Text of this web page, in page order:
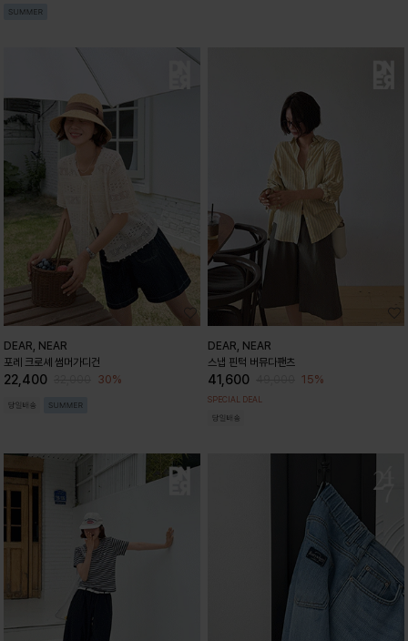
DEAR, NEAR
포레 크로셰 썸머가디건
22,400 30%
DEAR, NEAR
스냅 핀턱 버뮤다팬츠
41,600 15%
SPECIAL DEAL